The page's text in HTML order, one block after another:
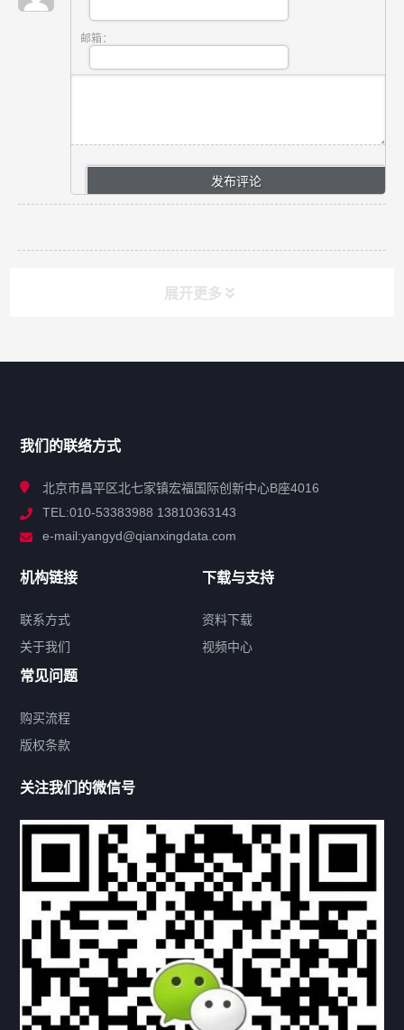
邮箱：
展开更多
解决方案
联系方式
热门标签
机构链接
联系方式 关于我们
下载与支持
资料下载 视频中心
常见问题
购买流程 版权条款
我们的联络方式
北京市昌平区北七家镇宏福国际创新中心B座4016
TEL:010-53383988 13810363143
e-mail:yangyd@qianxingdata.com
机构链接
联系方式
关于我们
下载与支持
资料下载
视频中心
常见问题
购买流程
版权条款
关注我们的微信号